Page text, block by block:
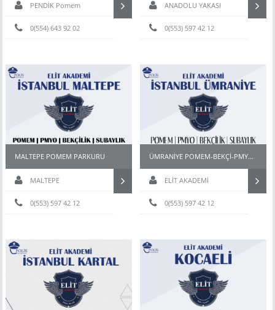
PENDİK Pomem
hazırlık0(554) 643 92 02
ANADOLU YAKASI
0(553) 597 42 12
MALTEPE POMEM PARKURU
MALTEPE
0(553) 597 42 12
ÜMRANİYE POMEM-BEKÇİ-PMYO-PÖH-PARKUR HAZIRLIK KURSU
ELİT AKADEMİ
0(553) 597 42 12